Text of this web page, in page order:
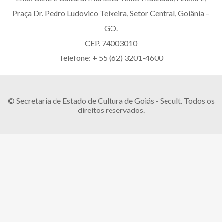
Praça Dr. Pedro Ludovico Teixeira, Setor Central, Goiânia –
GO.
CEP. 74003010
Telefone: + 55 (62) 3201-4600
© Secretaria de Estado de Cultura de Goiás - Secult. Todos os
direitos reservados.